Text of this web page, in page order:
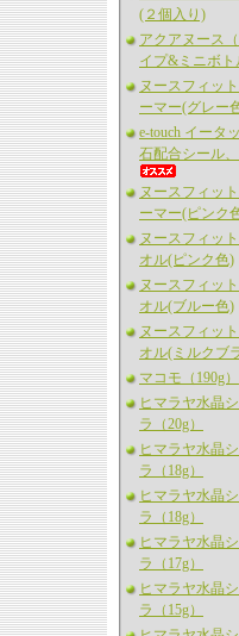
(２個入り)
アクアヌース
イプ&ミニボト
ヌースフィッ
ーマー(グレー
e-touch イータ
石配合シール、
ヌースフィッ
ーマー(ピンク
ヌースフィッ
オル(ピンク色)
ヌースフィッ
オル(ブルー色)
ヌースフィッ
オル(ミルクブ
マコモ（190g）
ヒマラヤ水晶
ラ（20g）
ヒマラヤ水晶
ラ（18g）
ヒマラヤ水晶
ラ（18g）
ヒマラヤ水晶
ラ（17g）
ヒマラヤ水晶
ラ（15g）